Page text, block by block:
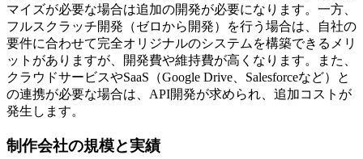
マイズが必要な場合は追加の開発が必要になります。一方、
フルスクラッチ開発（ゼロから開発）を行う場合は、自社の
要件に合わせて完全オリジナルのシステムを構築できるメリ
ットがありますが、開発費や維持費が高くなります。また、
クラウドサービスやSaaS（Google Drive、Salesforceなど）と
の連携が必要な場合は、API開発が求められ、追加コストが
発生します。
制作会社の規模と実績